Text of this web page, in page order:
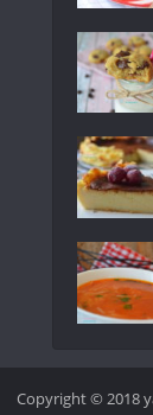
Copyright © 2018